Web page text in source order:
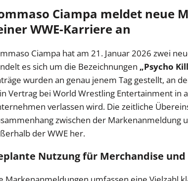
Ciampa meldet neue
WWE-Karriere an
Ciampa hat am 21. Januar 2026 zwei
es sich um die Bezeichnungen „Psycho
wurden an genau jenem Tag gestellt, an
Vertrag bei World Wrestling Entertainment in
verlassen wird. Die zeitliche
zwischen der Markenanmeldung
der WWE her.
Nutzung für Merchandise